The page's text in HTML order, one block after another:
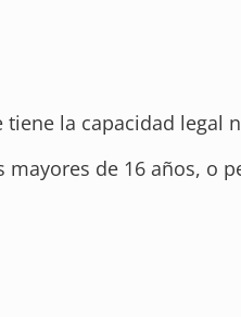
la capacidad legal
de 16 años, o